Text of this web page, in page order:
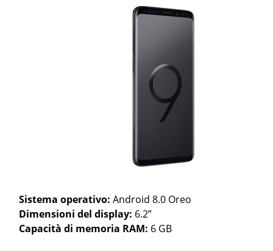
Sistema operativo:Android 8.0 Oreo
Dimensioni del display: 6.2”
Capacità di memoria RAM: 6 GB